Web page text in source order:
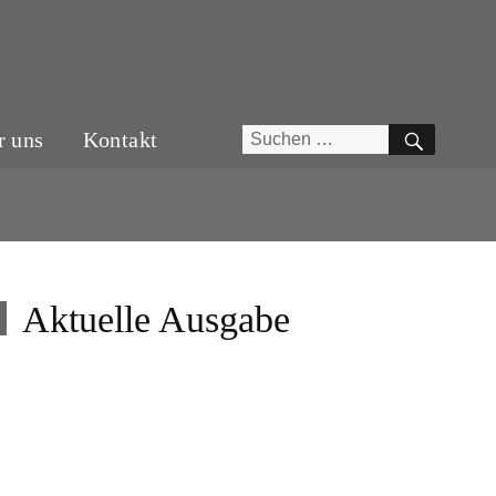
uns Kontakt
Suchen
Aktuelle Ausgabe